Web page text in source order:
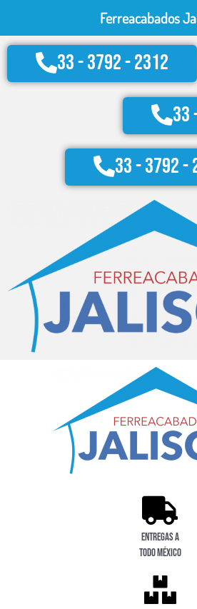
contenido
33 - 3792 - 2312
33
33 - 3792 -
Entregas a
todo México
Ferreacabados